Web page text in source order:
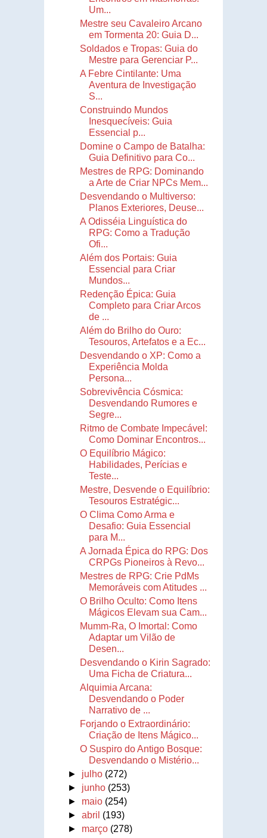
Um...
Mestre seu Cavaleiro Arcano
em Tormenta 20: Guia D...
Soldados e Tropas: Guia do
Mestre para Gerenciar P...
A Febre Cintilante: Uma
Aventura de Investigação
S...
Construindo Mundos
Inesquecíveis: Guia
Essencial p...
Domine o Campo de Batalha:
Guia Definitivo para Co...
Mestres de RPG: Dominando
a Arte de Criar NPCs Mem...
Desvendando o Multiverso:
Planos Exteriores, Deuse...
A Odisséia Linguística do
RPG: Como a Tradução
Ofi...
Além dos Portais: Guia
Essencial para Criar
Mundos...
Redenção Épica: Guia
Completo para Criar Arcos
de ...
Além do Brilho do Ouro:
Tesouros, Artefatos e a Ec...
Desvendando o XP: Como a
Experiência Molda
Persona...
Sobrevivência Cósmica:
Desvendando Rumores e
Segre...
Ritmo de Combate Impecável:
Como Dominar Encontros...
O Equilíbrio Mágico:
Habilidades, Perícias e
Teste...
Mestre, Desvende o Equilíbrio:
Tesouros Estratégic...
O Clima Como Arma e
Desafio: Guia Essencial
para M...
A Jornada Épica do RPG: Dos
CRPGs Pioneiros à Revo...
Mestres de RPG: Crie PdMs
Memoráveis com Atitudes ...
O Brilho Oculto: Como Itens
Mágicos Elevam sua Cam...
Mumm-Ra, O Imortal: Como
Adaptar um Vilão de
Desen...
Desvendando o Kirin Sagrado:
Uma Ficha de Criatura...
Alquimia Arcana:
Desvendando o Poder
Narrativo de ...
Forjando o Extraordinário:
Criação de Itens Mágico...
O Suspiro do Antigo Bosque:
Desvendando o Mistério...
► julho (272)
► junho (253)
► maio (254)
►abril (193)
► março (278)